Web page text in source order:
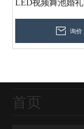
LED视频舞池婚
询价
首页